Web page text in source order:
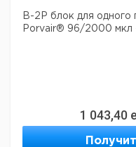
B-2P блок для одного
Porvair® 96/2000 мкл
1 043,40